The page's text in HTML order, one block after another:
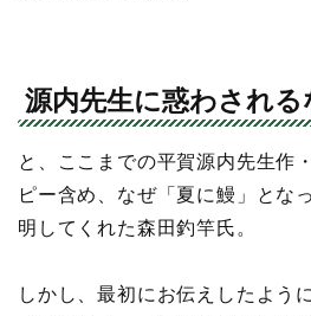
源内先生に惑わされる
と、ここまでの平賀源内先生作
ピー含め、なぜ「夏に鰻」とな
明してくれた森田釣竿氏。
しかし、最初にお伝えしたよう